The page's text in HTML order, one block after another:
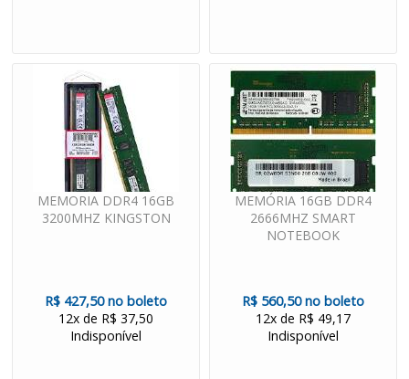
MEMORIA DDR4 16GB
3200MHZ KINGSTON
R$ 427,50 no boleto
12x de R$ 37,50
Indisponível
MEMÓRIA 16GB DDR4
2666MHZ SMART
NOTEBOOK
R$ 560,50 no boleto
12x de R$ 49,17
Indisponível